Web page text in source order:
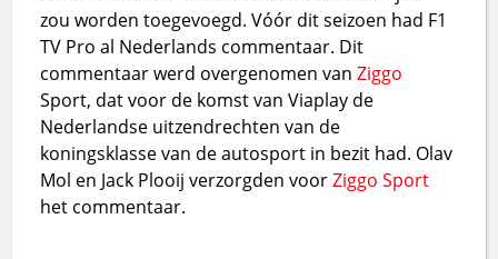
zou worden toegevoegd. Vóór dit seizoen had F1
TV Pro al Nederlands commentaar. Dit
commentaar werd overgenomen vanZiggo
Sport, dat voor de komst van Viaplay de
Nederlandse uitzendrechten van de
koningsklasse van de autosport in bezit had. Olav
Mol en Jack Plooij verzorgden voorZiggo Sport
het commentaar.